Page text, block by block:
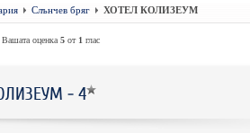
Слънчев бряг ХОТЕЛ КОЛИЗЕУМ
Вашата оценка 5от 1 глас
- 4